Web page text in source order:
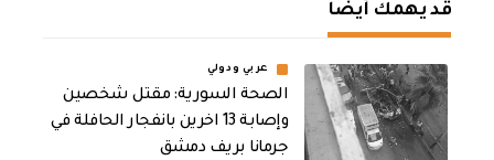
قد يهمك أيضا
عربي ودولي
الصحة السورية: مقتل شخصين
وإصابة 13 اخرين بانفجار الحافلة في
جرمانا بريف دمشق